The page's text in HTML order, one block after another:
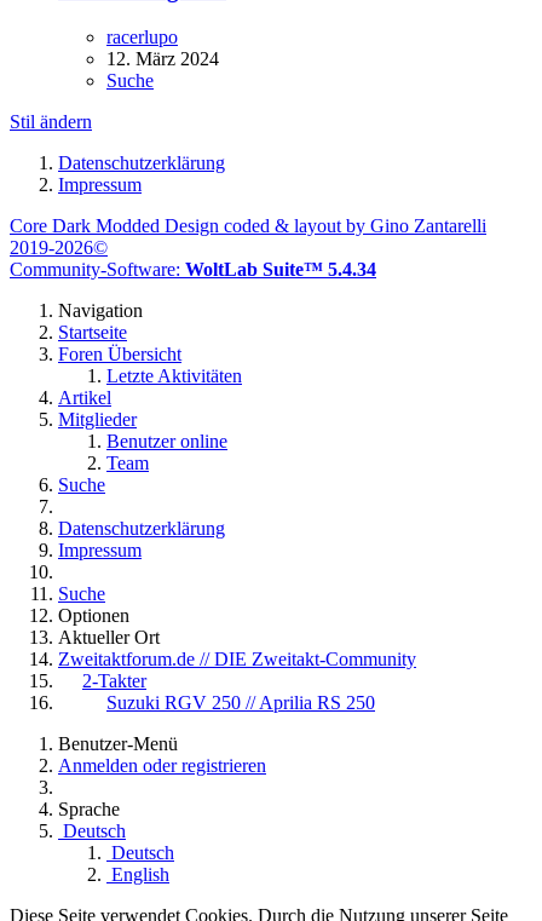
racerlupo
12. März 2024
Suche
Stil ändern
Datenschutzerklärung
Impressum
Core Dark Modded Design coded & layout by Gino Zantarelli
2019-2026©
Community-Software: WoltLab Suite™ 5.4.34
Navigation
Startseite
Foren Übersicht
Letzte Aktivitäten
Artikel
Mitglieder
Benutzer online
Team
Suche
Datenschutzerklärung
Impressum
Suche
Optionen
Aktueller Ort
Zweitaktforum.de // DIE Zweitakt-Community
2-Takter
Suzuki RGV 250 // Aprilia RS 250
Benutzer-Menü
Anmelden oder registrieren
Sprache
Deutsch
Deutsch
English
Diese Seite verwendet Cookies. Durch die Nutzung unserer Seite